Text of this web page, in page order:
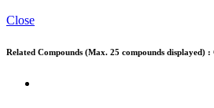
Close
Related Compounds (Max. 25 compounds displayed)